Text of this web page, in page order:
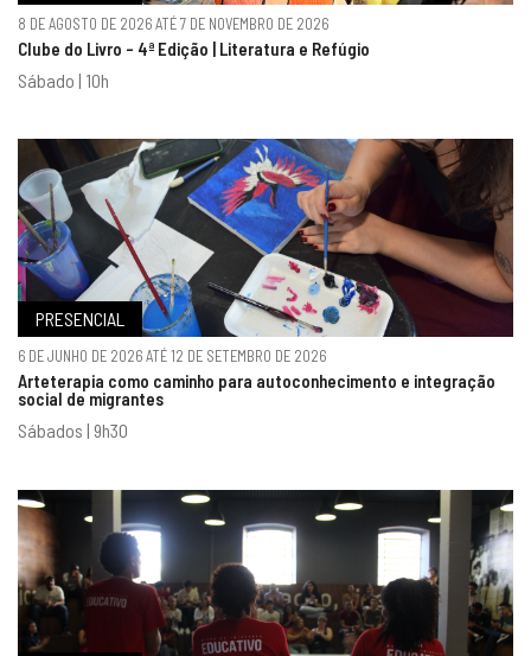
8 DE AGOSTO DE 2026 ATÉ 7 DE NOVEMBRO DE 2026
Clube do Livro - 4ª Edição | Literatura e Refúgio
Sábado | 10h
PRESENCIAL
6 DE JUNHO DE 2026 ATÉ 12 DE SETEMBRO DE 2026
Arteterapia como caminho para autoconhecimento e integração
social de migrantes
Sábados | 9h30